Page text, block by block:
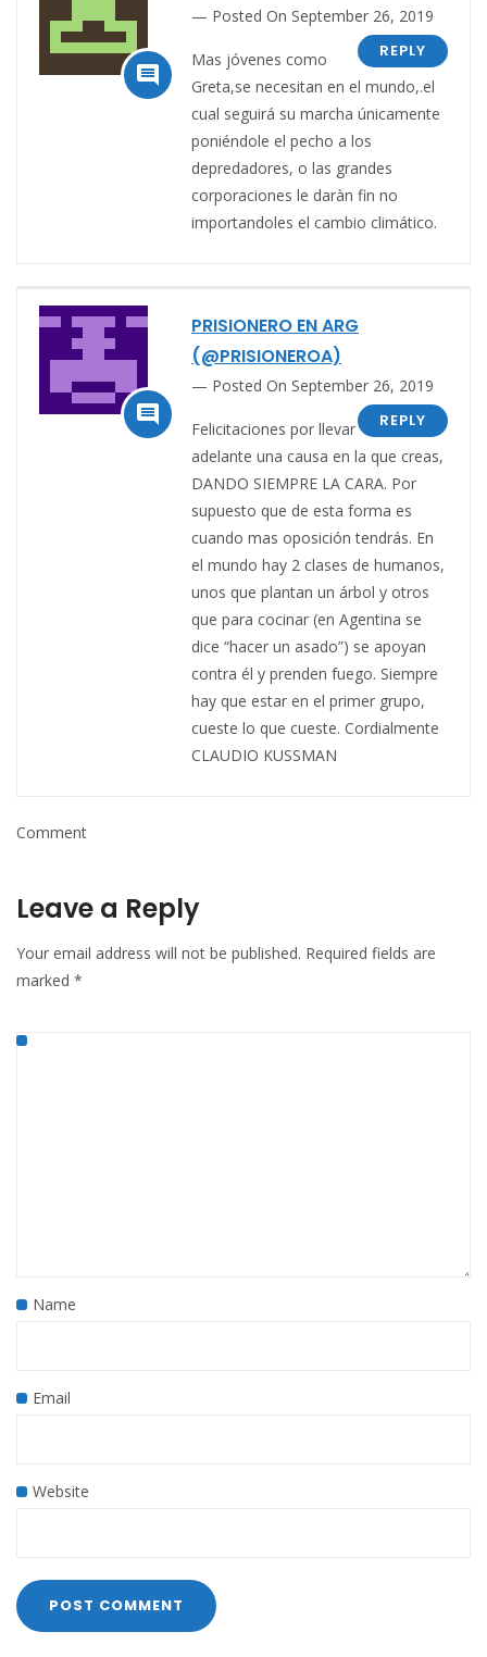

Posted On September 26, 2019
REPLY
Mas jóvenes como
Greta,se necesitan en el mundo,.el
cual seguirá su marcha únicamente
poniéndole el pecho a los
depredadores, o las grandes
corporaciones le daràn fin no
importandoles el cambio climático.

PRISIONERO EN ARG
(@PRISIONEROA)
Posted On September 26, 2019
REPLY
Felicitaciones por llevar
adelante una causa en la que creas,
DANDO SIEMPRE LA CARA. Por
supuesto que de esta forma es
cuando mas oposición tendrás. En
el mundo hay 2 clases de humanos,
unos que plantan un árbol y otros
que para cocinar (en Agentina se
dice “hacer un asado”) se apoyan
contra él y prenden fuego. Siempre
hay que estar en el primer grupo,
cueste lo que cueste. Cordialmente
CLAUDIO KUSSMAN
Comment
Leave a Reply
Your email address will not be published. Required fields are
marked *
Name
Email
Website